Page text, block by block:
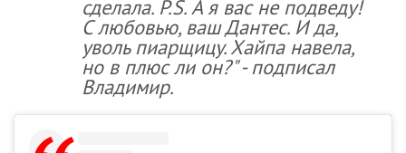
сделала. P.S. А я вас не подведу!
С любовью, ваш Дантес. И да,
уволь пиарщицу. Хайпа навела,
но в плюс ли он?" - подписал
Владимир.